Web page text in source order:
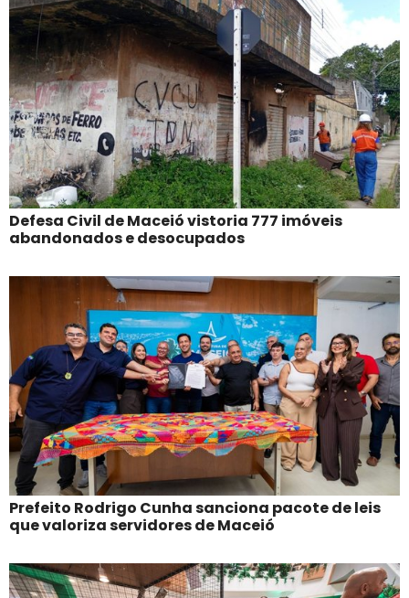
Defesa Civil de Maceió vistoria 777 imóveis
abandonados e desocupados
Prefeito Rodrigo Cunha sanciona pacote de leis
que valoriza servidores de Maceió